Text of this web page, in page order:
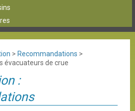
> Recommandations >
évacuateurs de crue
: